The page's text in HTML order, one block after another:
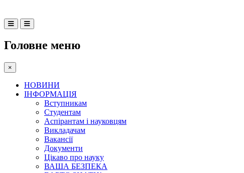
Головне меню
×
НОВИНИ
ІНФОРМАЦІЯ
Вступникам
Студентам
Аспірантам і науковцям
Викладачам
Вакансії
Документи
Цікаво про науку
ВАША БЕЗПЕКА